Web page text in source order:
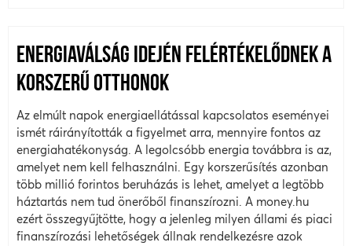
ENERGIAVÁLSÁG IDEJÉN FELÉRTÉKELŐDNEK A
KORSZERŰ OTTHONOK
Az elmúlt napok energiaellátással kapcsolatos eseményei
ismét ráirányították a figyelmet arra, mennyire fontos az
energiahatékonyság. A legolcsóbb energia továbbra is az,
amelyet nem kell felhasználni. Egy korszerűsítés azonban
több millió forintos beruházás is lehet, amelyet a legtöbb
háztartás nem tud önerőből finanszírozni. A money.hu
ezért összegyűjtötte, hogy a jelenleg milyen állami és piaci
finanszírozási lehetőségek állnak rendelkezésre azok